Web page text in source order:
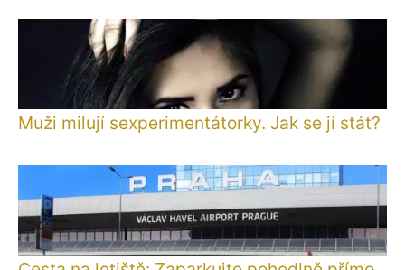
Muži milují sexperimentátorky. Jak se jí stát?